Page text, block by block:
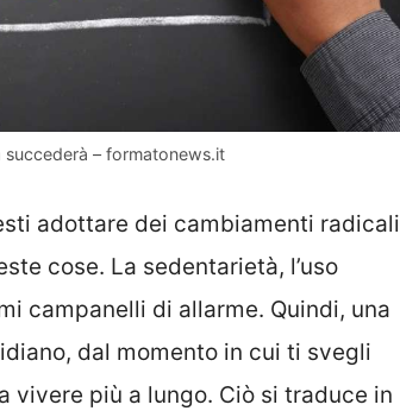
succederà – formatonews.it
adottare dei cambiamenti radicali
cose. La sedentarietà, l’uso
campanelli di allarme. Quindi, una
dal momento in cui ti svegli
più a lungo. Ciò si traduce in